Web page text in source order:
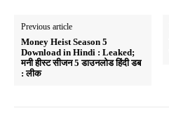
Previous article
Money Heist Season 5
Download in Hindi : Leaked;
मनी हीस्ट सीजन 5 डाउनलोड हिंदी डब
: लीक